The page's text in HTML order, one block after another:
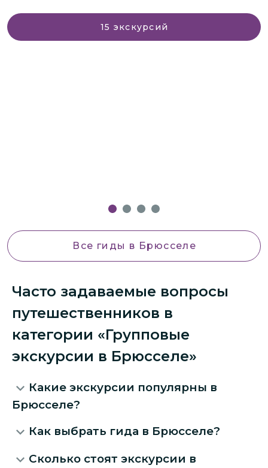
15 экскурсий
Все гиды в Брюсселе
Часто задаваемые вопросы
путешественников в
категории «Групповые
экскурсии в Брюсселе»
Какие экскурсии популярны в
Брюсселе?
Как выбрать гида в Брюсселе?
Сколько стоят экскурсии в